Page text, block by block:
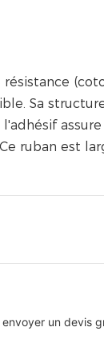
Sa
assure
ruban est
un devis